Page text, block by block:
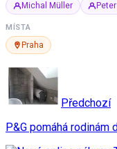
Michal Müller
MÍSTA
Praha
Předchozí
P&G pomáhá rodinám